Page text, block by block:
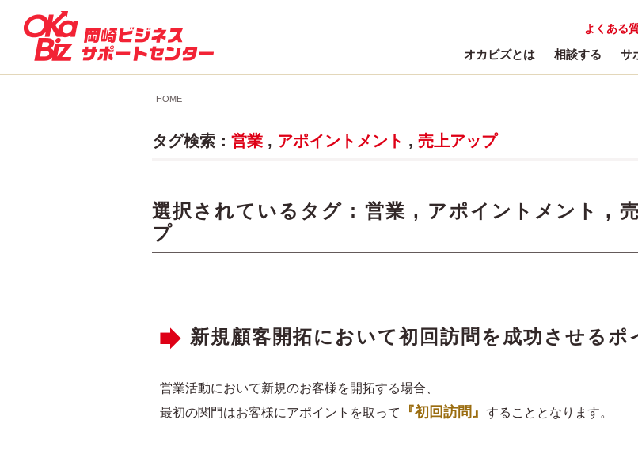
よくある
オカビズとは 相談する サ
HOME
タグ検索： 営業 , アポイントメント , 売上アップ
選択されているタグ : 営業 , アポイントメント ,
プ
新規顧客開拓において初回訪問を成功させるポ
営業活動において新規のお客様を開拓する場合、
最初の関門はお客様にアポイントを取って
『初回訪問』 することとなります。